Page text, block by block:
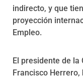
indirecto, y que
proyección
Empleo.
El presidente de la
Francisco Herrero,